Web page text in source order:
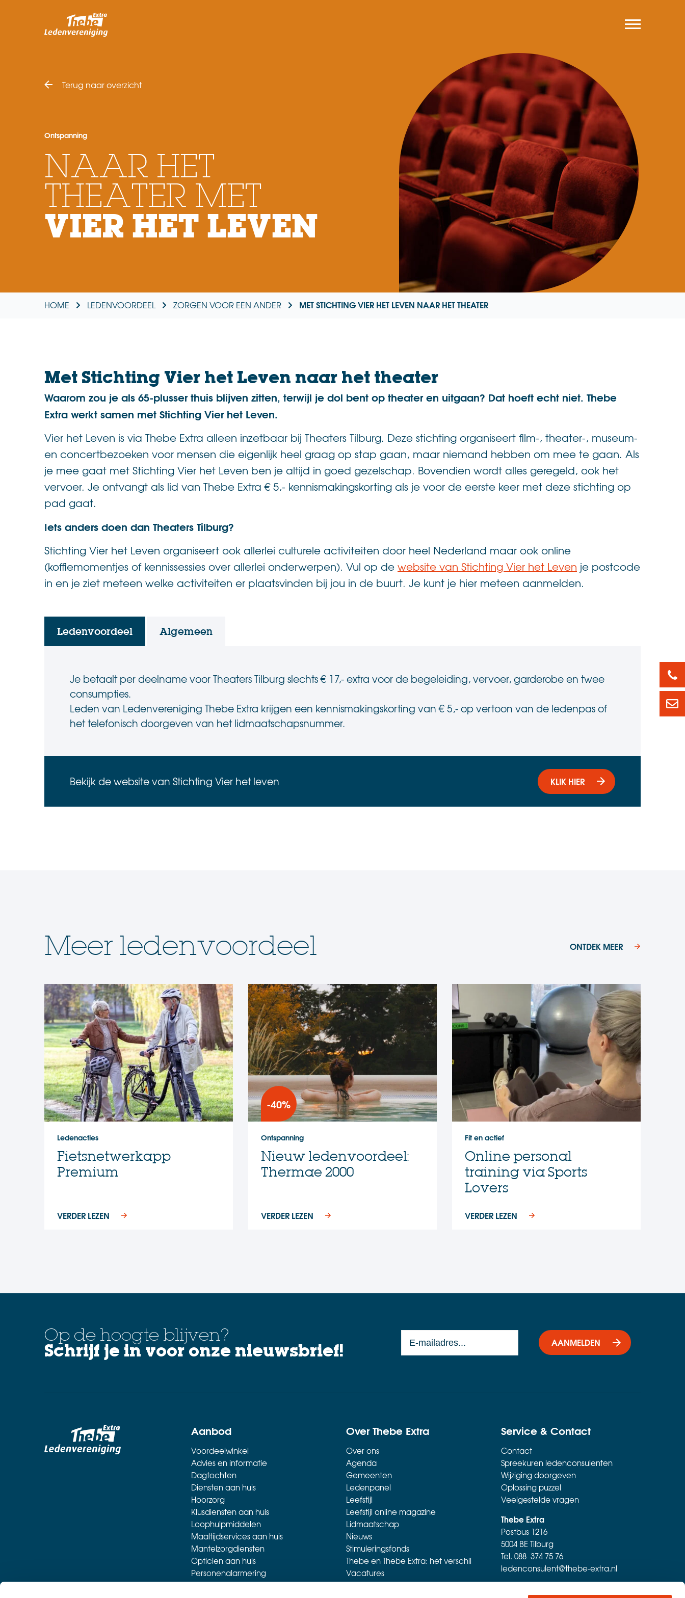
Terug naar overzicht
Ontspanning
NAAR HET
THEATER MET
VIER HET LEVEN
HOME LEDENVOORDEEL ZORGEN VOOR EEN ANDER MET STICHTING VIER HET LEVEN NAAR HET THEATER
Met Stichting Vier het Leven naar het theater
Waarom zou je als 65-plusser thuis blijven zitten, terwijl je dol bent op theater en uitgaan? Dat hoeft echt niet. Thebe
Extra werkt samen met Stichting Vier het Leven.
Vier het Leven is via Thebe Extra alleen inzetbaar bij Theaters Tilburg. Deze stichting organiseert film-, theater-, museum-
en concertbezoeken voor mensen die eigenlijk heel graag op stap gaan, maar niemand hebben om mee te gaan. Als
je mee gaat met Stichting Vier het Leven ben je altijd in goed gezelschap. Bovendien wordt alles geregeld, ook het
vervoer. Je ontvangt als lid van Thebe Extra € 5,- kennismakingskorting als je voor de eerste keer met deze stichting op
pad gaat.
Iets anders doen dan Theaters Tilburg?
Stichting Vier het Leven organiseert ook allerlei culturele activiteiten door heel Nederland maar ook online
(koffiemomentjes of kennissessies over allerlei onderwerpen). Vul op de website van Stichting Vier het Leven je postcode
in en je ziet meteen welke activiteiten er plaatsvinden bij jou in de buurt. Je kunt je hier meteen aanmelden.
Ledenvoordeel Algemeen
Je betaalt per deelname voor Theaters Tilburg slechts € 17,- extra voor de begeleiding, vervoer, garderobe en twee
consumpties.
Leden van Ledenvereniging Thebe Extra krijgen een kennismakingskorting van € 5,- op vertoon van de ledenpas of
het telefonisch doorgeven van het lidmaatschapsnummer.
Bekijk de website van Stichting Vier het leven KLIK HIER
Meer ledenvoordeel ONTDEK MEER
Ledenacties
Fietsnetwerkapp
Premium
VERDER LEZEN
-40%
Ontspanning
Nieuw ledenvoordeel:
Thermae 2000
VERDER LEZEN
Fit en actief
Online personal
training via Sports
Lovers
VERDER LEZEN
Op de hoogte blijven?
Schrijf je in voor onze nieuwsbrief! AANMELDEN
Aanbod
Voordeelwinkel
Advies en informatie
Dagtochten
Diensten aan huis
Hoorzorg
Klusdiensten aan huis
Loophulpmiddelen
Maaltijdservices aan huis
Mantelzorgdiensten
Opticien aan huis
Personenalarmering
Sporten met korting
Over Thebe Extra
Over ons
Agenda
Gemeenten
Ledenpanel
Leefstijl
Leefstijl online magazine
Lidmaatschap
Nieuws
Stimuleringsfonds
Thebe en Thebe Extra: het verschil
Vacatures
Service & Contact
Contact
Spreekuren ledenconsulenten
Wijziging doorgeven
Oplossing puzzel
Veelgestelde vragen
Thebe Extra
Postbus 1216
5004 BE Tilburg
Tel. 088 374 75 76
ledenconsulent@thebe-extra.nl